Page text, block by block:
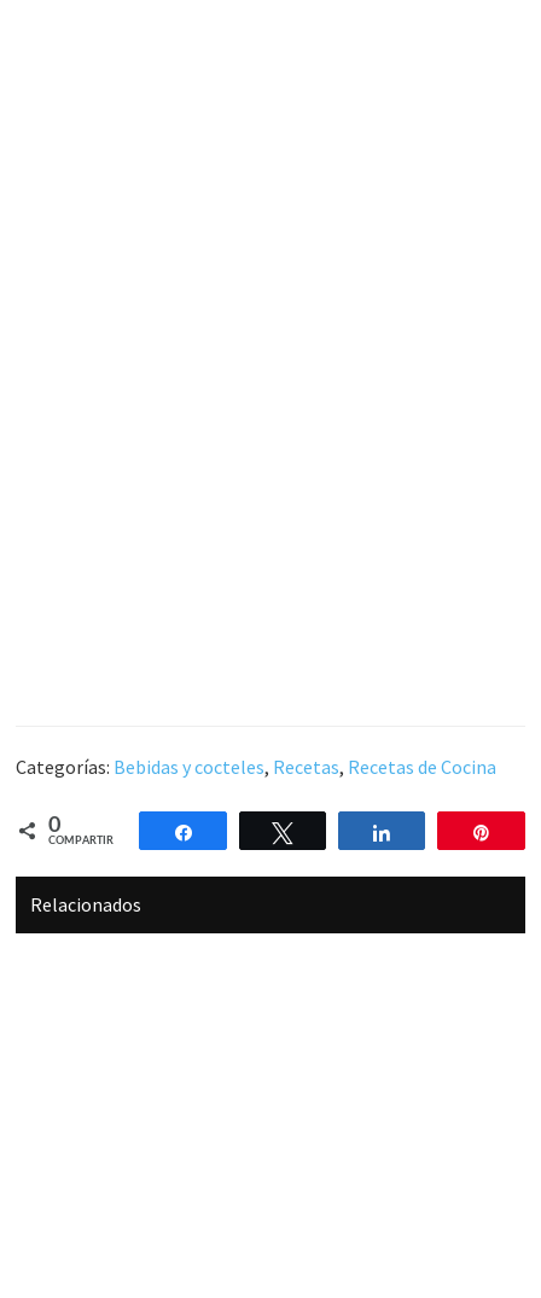
Categorías: Bebidas y cocteles, Recetas, Recetas de Cocina
0
COMPARTIR
Compartir Compartir
Relacionados